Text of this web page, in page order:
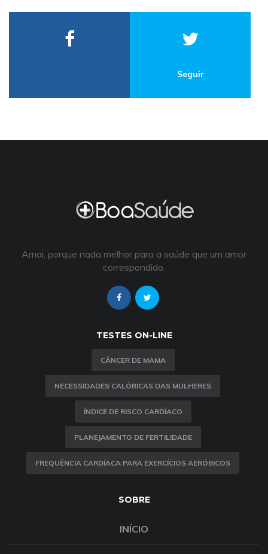
Seguir
Amai, porque nada melhor para a saúde que um amor
correspondido.
TESTES ON-LINE
CÂNCER DE MAMA
NECESSIDADES CALÓRICAS DAS MULHERES
ÍNDICE DE RISCO CARDÍACO
PLANEJAMENTO DE FERTILIDADE
FREQUÊNCIA CARDÍACA PARA EXERCÍCIOS AERÓBICOS
SOBRE
INÍCIO